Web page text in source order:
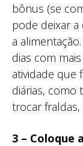
bônus (se
pode deixar
a
dias com
atividade que
diárias, como
trocar
3 – Coloque